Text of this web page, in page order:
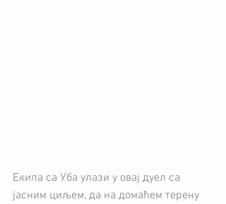
Екипа са Уба улази у овај дуел са
јасним циљем, да на домаћем терену